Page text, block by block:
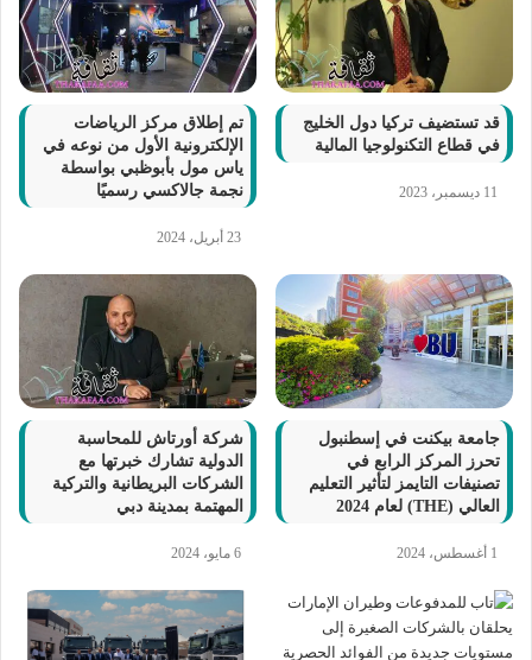
قد تستضيف تركيا دول الخليج
في قطاع التكنولوجيا المالية
11 ديسمبر، 2023
تم إطلاق مركز الرياضات
الإلكترونية الأول من نوعه في
ياس مول بأبوظبي بواسطة
نجمة جالاكسي رسميًا
23 أبريل، 2024
جامعة بيكنت في إسطنبول
تحرز المركز الرابع في
تصنيفات التايمز لتأثير التعليم
العالي (THE) لعام 2024
1 أغسطس، 2024
شركة أورتاش للمحاسبة
الدولية تشارك خبرتها مع
الشركات البريطانية والتركية
المهتمة بمدينة دبي
6 مايو، 2024